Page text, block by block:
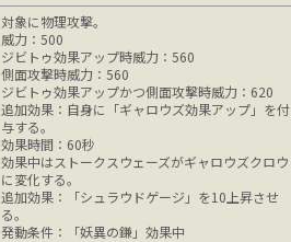
対象に物理攻撃。
威力：500
ジビトゥ効果アップ時威力：560
側面攻撃時威力：560
ジビトゥ効果アップかつ側面攻撃時威力：620
追加効果：自身に「ギャロウズ効果アップ」を付
与する。
効果時間：60秒
効果中はストークスウェーズがギャロウズクロウ
に変化する。
追加効果：「シュラウドゲージ」を10上昇させ
る。
発動条件：「妖異の鎌」効果中